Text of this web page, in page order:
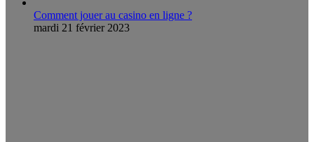
Comment jouer au casino en ligne ?
mardi 21 février 2023